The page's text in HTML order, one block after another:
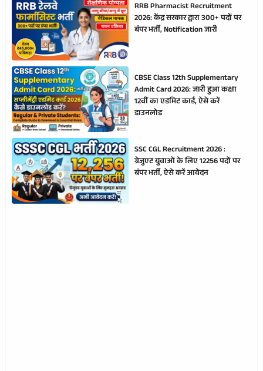
RRB Pharmacist Recruitment
2026: केंद्र सरकार द्वारा 300+ पदों पर
बंपर भर्ती, Notification जारी
CBSE Class 12th Supplementary
Admit Card 2026: जारी हुआ कक्षा
12वीं का एडमिट कार्ड, ऐसे करें
डाउनलोड
SSC CGL Recruitment 2026 :
ग्रेजुएट युवाओं के लिए 12256 पदों पर
बंपर भर्ती, ऐसे करें आवेदन